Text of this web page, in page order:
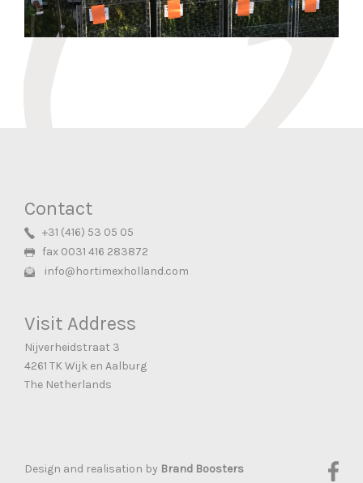
Contact
+31 (416) 53 05 05
fax 0031 416 283872
info@hortimexholland.com
Visit Address
Nijverheidstraat 3
4261 TK Wijk en Aalburg
The Netherlands
Design and realisation by Brand Boosters